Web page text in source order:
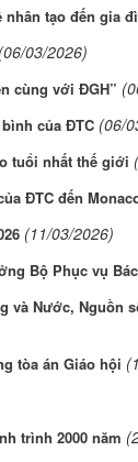
nhân tạo đến gia
(06/03/2026)
cùng với ĐGH”
của ĐTC (06/
tuổi nhất thế giới
ĐTC đến
(11/03/2026)
Bộ Phục vụ
và Nước, Nguồn
tòa án Giáo hội
trình 2000 năm